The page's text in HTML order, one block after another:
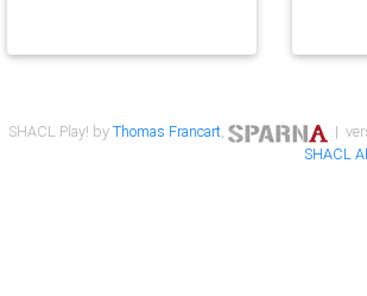
SHACL Play! byThomas Francart,
|
SHACL